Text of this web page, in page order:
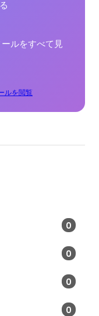
ルをすべて見
ルを閲覧
0
0
0
0